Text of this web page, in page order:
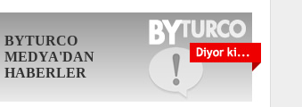
BYTURCO
MEDYA'DAN
HABERLER